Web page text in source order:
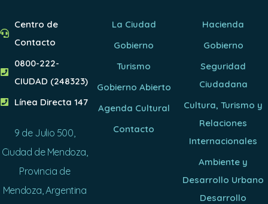
Centro de
Contacto
0800-222-
CIUDAD (248323)
Línea Directa 147
9 de Julio 500,
Ciudad de Mendoza,
Provincia de
Mendoza, Argentina
La Ciudad
Gobierno
Turismo
Gobierno Abierto
Agenda Cultural
Contacto
Hacienda
Gobierno
Seguridad
Ciudadana
Cultura, Turismo y
Relaciones
Internacionales
Ambiente y
Desarrollo Urbano
Desarrollo